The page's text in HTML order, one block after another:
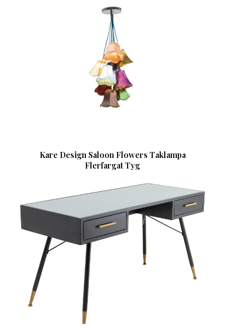
Kare Design Saloon Flowers Taklampa
Flerfargat Tyg